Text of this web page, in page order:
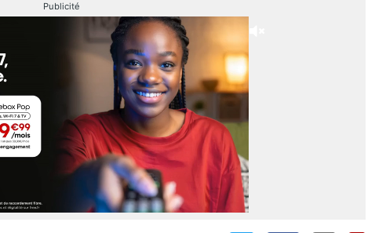
Publicité